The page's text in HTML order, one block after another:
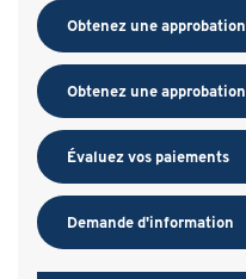
Obtenez une approbation
Obtenez une approbation
Évaluez vos paiements
Demande d'information